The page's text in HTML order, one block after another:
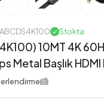
Stokta
10MT 4K
Metal Başlık